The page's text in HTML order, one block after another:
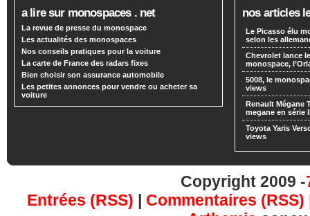
a lire sur monospaces . net
La revue de presse du monospace
Les actualités des monospaces
Nos conseils pratiques pour la voiture
La carte de France des radars fixes
Bien choisir son assurance automobile
Les petites annonces pour vendre ou acheter sa
voiture
nos articles
Le Picasso élu
selon les
Chevrolet lance
monospace,
5008, le
views
Renault Mégane
megane en série
Toyota Yaris
views
Copyright 2009 -
Entrées (RSS) | Commentaires (RSS)